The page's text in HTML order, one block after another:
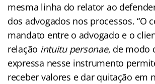
mesma linha do relator ao
dos advogados nos processos. “O
mandato entre o advogado e o
relação intuitu personae, de modo
expressa nesse instrumento
receber valores e dar quitação em